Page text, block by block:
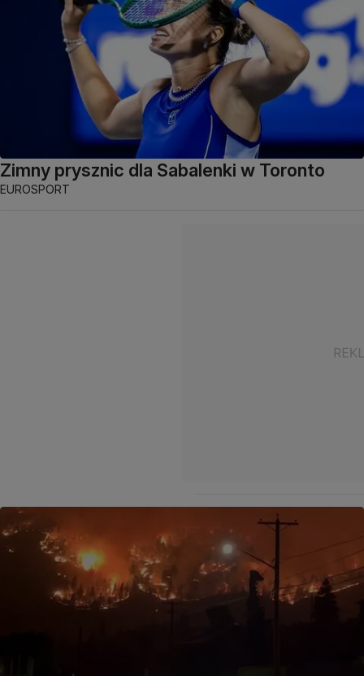
Zimny prysznic dla Sabalenki w Toronto
EUROSPORT